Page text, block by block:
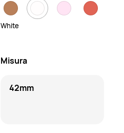
White
Misura
42mm